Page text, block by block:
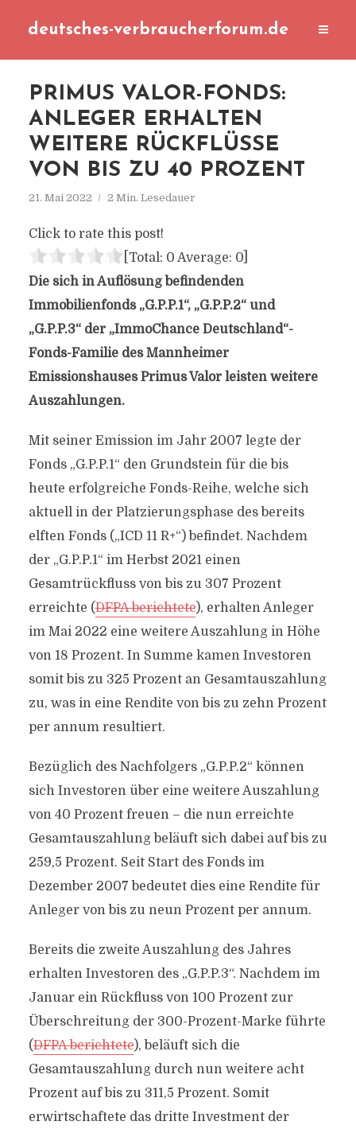
deutsches-verbraucherforum.de
PRIMUS VALOR-FONDS:
ANLEGER ERHALTEN
WEITERE RÜCKFLÜSSE
VON BIS ZU 40 PROZENT
21. Mai 2022 2 Min. Lesedauer
Click to rate this post!
[Total: 0 Average: 0]
Die sich in Auflösung befindenden
Immobilienfonds „G.P.P.1“, „G.P.P.2“ und
„G.P.P.3“ der „ImmoChance Deutschland“-
Fonds-Familie des Mannheimer
Emissionshauses Primus Valor leisten weitere
Auszahlungen.
Mit seiner Emission im Jahr 2007 legte der
Fonds „G.P.P.1“ den Grundstein für die bis
heute erfolgreiche Fonds-Reihe, welche sich
aktuell in der Platzierungsphase des bereits
elften Fonds („ICD 11 R+“) befindet. Nachdem
der „G.P.P.1“ im Herbst 2021 einen
Gesamtrückfluss von bis zu 307 Prozent
erreichte (DFPA berichtete), erhalten Anleger
im Mai 2022 eine weitere Auszahlung in Höhe
von 18 Prozent. In Summe kamen Investoren
somit bis zu 325 Prozent an Gesamtauszahlung
zu, was in eine Rendite von bis zu zehn Prozent
per annum resultiert.
Bezüglich des Nachfolgers „G.P.P.2“ können
sich Investoren über eine weitere Auszahlung
von 40 Prozent freuen – die nun erreichte
Gesamtauszahlung beläuft sich dabei auf bis zu
259,5 Prozent. Seit Start des Fonds im
Dezember 2007 bedeutet dies eine Rendite für
Anleger von bis zu neun Prozent per annum.
Bereits die zweite Auszahlung des Jahres
erhalten Investoren des „G.P.P.3“. Nachdem im
Januar ein Rückfluss von 100 Prozent zur
Überschreitung der 300-Prozent-Marke führte
(DFPA berichtete), beläuft sich die
Gesamtauszahlung durch nun weitere acht
Prozent auf bis zu 311,5 Prozent. Somit
erwirtschaftete das dritte Investment der